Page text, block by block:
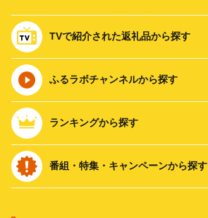
TVで紹介された返礼品から探す
ふるラボチャンネルから探す
ランキングから探す
番組・特集・キャンペーンから探す